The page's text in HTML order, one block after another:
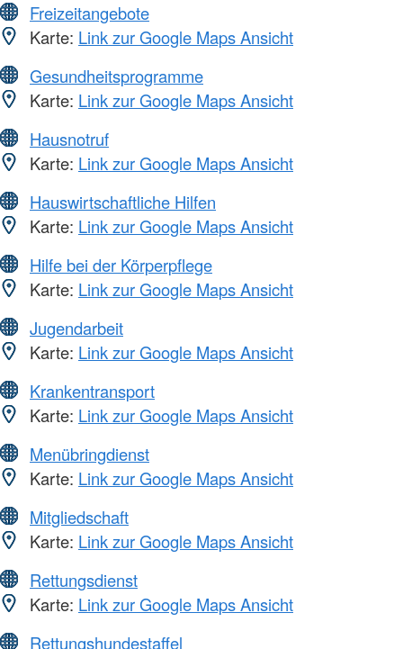
Freizeitangebote
Karte: Link zur Google Maps Ansicht
Gesundheitsprogramme
Karte: Link zur Google Maps Ansicht
Hausnotruf
Karte: Link zur Google Maps Ansicht
Hauswirtschaftliche Hilfen
Karte: Link zur Google Maps Ansicht
Hilfe bei der Körperpflege
Karte: Link zur Google Maps Ansicht
Jugendarbeit
Karte: Link zur Google Maps Ansicht
Krankentransport
Karte: Link zur Google Maps Ansicht
Menübringdienst
Karte: Link zur Google Maps Ansicht
Mitgliedschaft
Karte: Link zur Google Maps Ansicht
Rettungsdienst
Karte: Link zur Google Maps Ansicht
Rettungshundestaffel